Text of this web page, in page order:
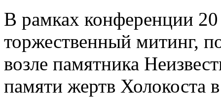
В рамках конференции
торжественный митинг,
возле памятника
памяти жертв Холокоста